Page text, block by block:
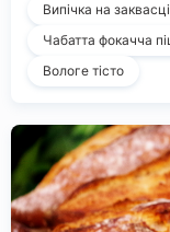
Випічка на заквасці
Чабатта фокачча
Вологе тісто